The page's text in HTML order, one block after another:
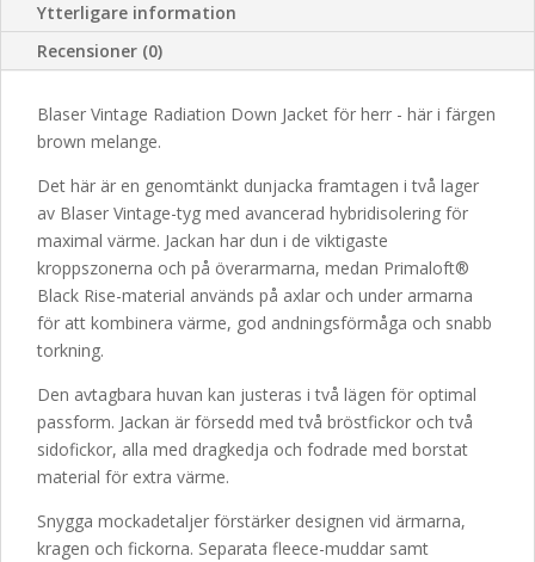
Ytterligare information
Recensioner (0)
Blaser Vintage Radiation Down Jacket för herr - här i färgen
brown melange.
Det här är en genomtänkt dunjacka framtagen i två lager
av Blaser Vintage-tyg med avancerad hybridisolering för
maximal värme. Jackan har dun i de viktigaste
kroppszonerna och på överarmarna, medan Primaloft®
Black Rise-material används på axlar och under armarna
för att kombinera värme, god andningsförmåga och snabb
torkning.
Den avtagbara huvan kan justeras i två lägen för optimal
passform. Jackan är försedd med två bröstfickor och två
sidofickor, alla med dragkedja och fodrade med borstat
material för extra värme.
Snygga mockadetaljer förstärker designen vid ärmarna,
kragen och fickorna. Separata fleece-muddar samt